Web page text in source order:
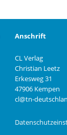
Anschrift
CL Verlag
Christian Leetz
Erkesweg 31
47906 Kempen
cl@tn-